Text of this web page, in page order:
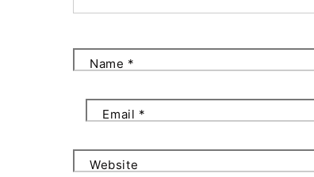
Name *
Email *
Website